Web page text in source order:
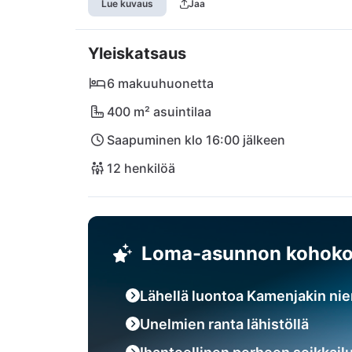
muutaman minuutin matkan päässä.
lähellä sijaitsevassa Fra-Kat -ravintolassa
kaupunki Medulin ja historiallinen Pula
saavutettavissa. Olipa kyse sitten
Lue kuvaus Jaa
Yleiskatsaus
6 makuuhuonetta
400 m² asuintilaa
Saapuminen klo 16:00 jälkeen
12 henkilöä
Loma-asunnon
Lähellä luontoa Kamenjakin
Unelmien ranta lähistöllä